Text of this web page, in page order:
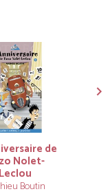
de
Nolet-
Leclou
Boutin